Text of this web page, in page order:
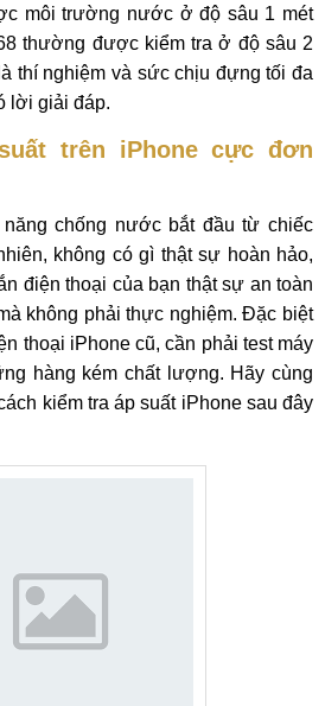
môi trường nước ở độ sâu 1 mét
thường được kiểm tra ở độ sâu 2
thí nghiệm và sức chịu đựng tối đa
lời giải đáp.
trên iPhone cực đơn
chống nước bắt đầu từ chiếc
không có gì thật sự hoàn hảo,
điện thoại của bạn thật sự an toàn
không phải thực nghiệm. Đặc biệt
thoại iPhone cũ, cần phải test máy
hàng kém chất lượng. Hãy cùng
kiểm tra áp suất iPhone sau đây